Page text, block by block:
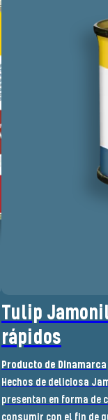
Tulip
rápidos
Producto de Dinamarca
Hechos de deliciosa
presentan en forma de
consumir con el fin de